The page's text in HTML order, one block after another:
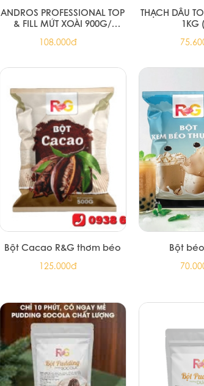
ANDROS PROFESSIONAL TOP
& FILL MỨT XOÀI 900G/
(8/T)
108.000đ
THẠCH DÂU
1KG
Bột Cacao R&G thơm béo
125.000đ
Bột